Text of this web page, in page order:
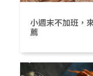
小週末不加班，
薦